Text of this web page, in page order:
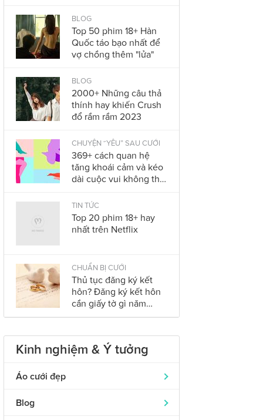
BLOG
Top 50 phim 18+ Hàn
Quốc táo bạo nhất để
vợ chồng thêm "lửa"
BLOG
2000+ Những câu thả
thính hay khiến Crush
đổ rầm rầm 2023
CHUYỆN “YÊU” SAU CƯỚI
369+ cách quan hệ
tăng khoái cảm và kéo
dài cuộc vui không thể
2023
TIN TỨC
Top 20 phim 18+ hay
nhất trên Netflix
CHUẨN BỊ CƯỚI
Thủ tục đăng ký kết
hôn? Đăng ký kết hôn
cần giấy tờ gì năm
2023?
Kinh nghiệm & Ý tưởng
Áo cưới đẹp
Áo dài cưới
319
Blog